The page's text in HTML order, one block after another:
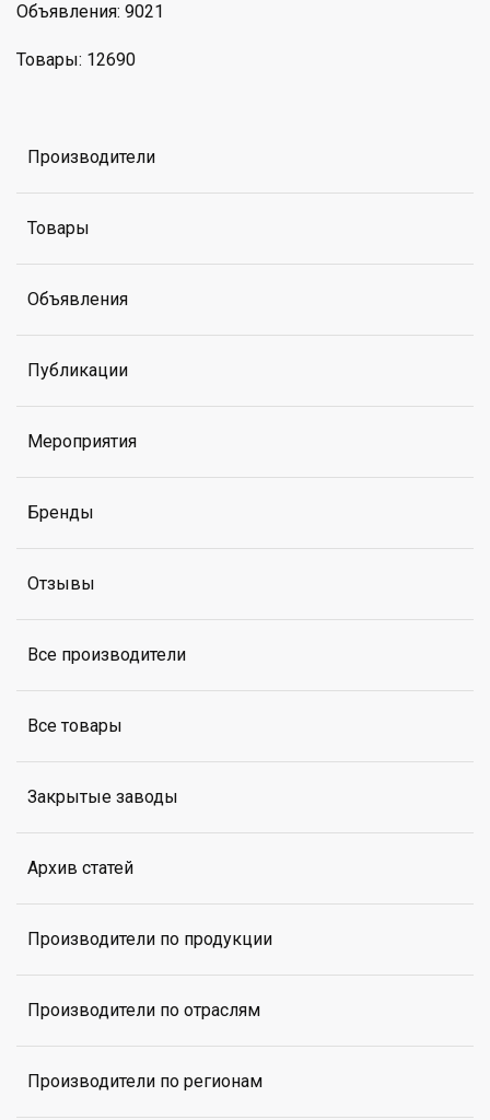
Объявления: 9021
Товары: 12690
Производители
Товары
Объявления
Публикации
Мероприятия
Бренды
Отзывы
Все производители
Все товары
Закрытые заводы
Архив статей
Производители по продукции
Производители по отраслям
Производители по регионам